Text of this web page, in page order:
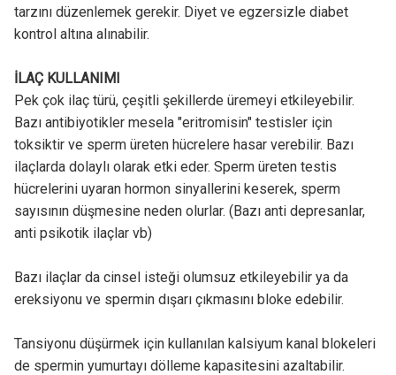
tarzını düzenlemek gerekir. Diyet ve egzersizle diabet
kontrol altına alınabilir.
İLAÇ KULLANIMI
Pek çok ilaç türü, çeşitli şekillerde üremeyi etkileyebilir.
Bazı antibiyotikler mesela "eritromisin" testisler için
toksiktir ve sperm üreten hücrelere hasar verebilir. Bazı
ilaçlarda dolaylı olarak etki eder. Sperm üreten testis
hücrelerini uyaran hormon sinyallerini keserek, sperm
sayısının düşmesine neden olurlar. (Bazı anti depresanlar,
anti psikotik ilaçlar vb)
Bazı ilaçlar da cinsel isteği olumsuz etkileyebilir ya da
ereksiyonu ve spermin dışarı çıkmasını bloke edebilir.
Tansiyonu düşürmek için kullanılan kalsiyum kanal blokeleri
de spermin yumurtayı dölleme kapasitesini azaltabilir.